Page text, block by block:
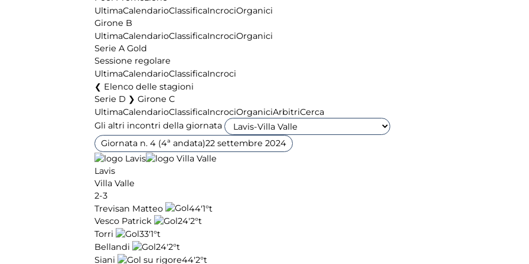
UltimaCalendarioClassificaIncrociOrganici
Girone B
UltimaCalendarioClassificaIncrociOrganici
Serie A Gold
Sessione regolare
UltimaCalendarioClassificaIncroci
Elenco delle stagioni
Serie D ❯ Girone C
UltimaCalendarioClassificaIncrociOrganiciArbitriCerca
Gli altri incontri della giornata
Giornata n. 4 (4ª andata)22 settembre 2024
Lavis
Villa Valle
2-3
Trevisan Matteo
44'1°t
Vesco Patrick
24'2°t
Torri
33'1°t
Bellandi
24'2°t
Siani
44'2°t